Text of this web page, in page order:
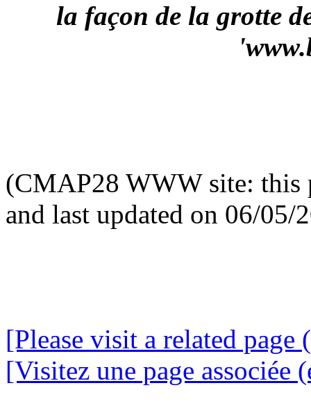
la façon de la grotte
(CMAP28 WWW site: this
and last updated on 06/05/
[Please visit a related
[Visitez une page